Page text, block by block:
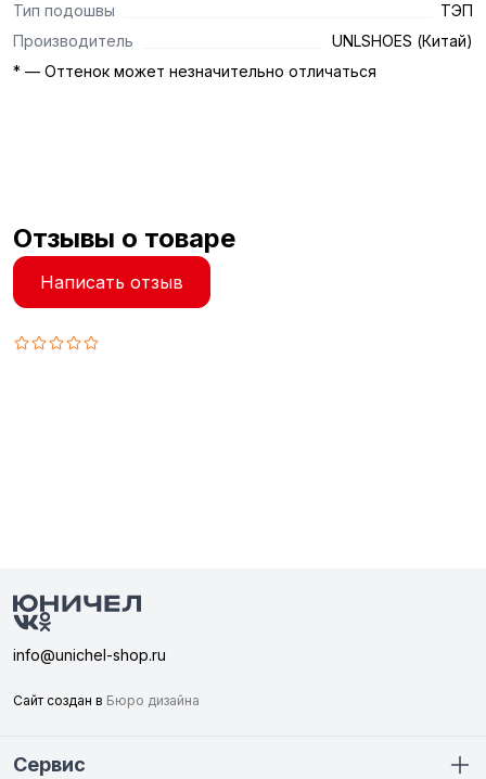
Тип подошвы
ТЭП
Производитель
UNLSHOES (Китай)
* — Оттенок может незначительно отличаться
Отзывы о товаре
Написать отзыв
info@unichel-shop.ru
Сайт создан в Бюро дизайна
Сервис